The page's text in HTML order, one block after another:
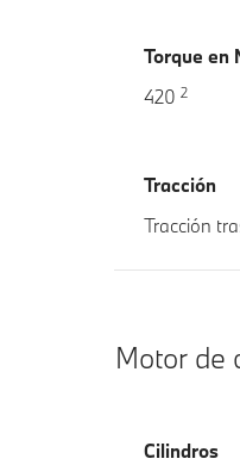
Torque en
420 2
Tracción
Tracción
Motor de
Cilindros